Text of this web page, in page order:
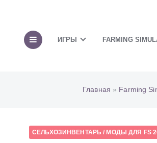
ИГРЫ FARMING
Главная » Farming
СЕЛЬХОЗИНВЕНТАРЬ / МОДЫ ДЛЯ FS